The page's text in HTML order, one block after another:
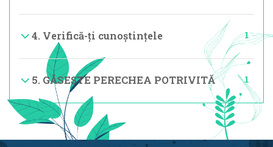
4. Verifică-ți cunoștințele 1
5. GĂSEȘTE PERECHEA POTRIVITĂ 1